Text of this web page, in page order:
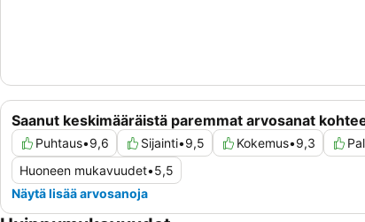
Saanut keskimääräistä paremmat arvosanat
Puhtaus•9,6 Sijainti•9,5 Kokemus•9,3
Huoneen mukavuudet•5,5
Näytä lisää arvosanoja